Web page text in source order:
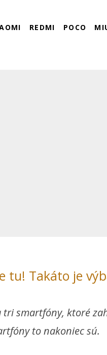
REDMI POCO
tu! Takáto je
tri smartfóny, ktoré
to nakoniec sú.